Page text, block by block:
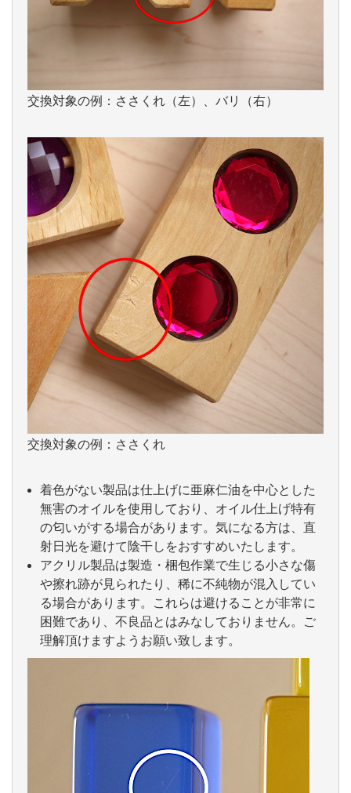
交換対象の例：ささくれ（左）、バリ（右）
交換対象の例：ささくれ
着色がない製品は仕上げに亜麻仁油を中心とした
無害のオイルを使用しており、オイル仕上げ特有
の匂いがする場合があります。気になる方は、直
射日光を避けて陰干しをおすすめいたします。
アクリル製品は製造・梱包作業で生じる小さな傷
や擦れ跡が見られたり、稀に不純物が混入してい
る場合があります。これらは避けることが非常に
困難であり、不良品とはみなしておりません。ご
理解頂けますようお願い致します。